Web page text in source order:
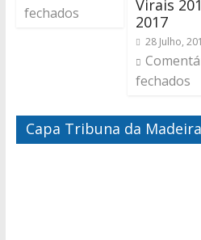
fechados
Virais
2017
28 Julho,
fechados
Capa Tribuna da Madeira